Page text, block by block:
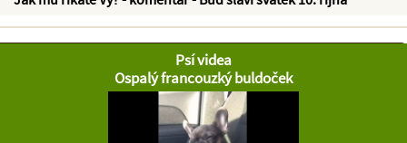
Psí videa
Ospalý francouzký buldoček